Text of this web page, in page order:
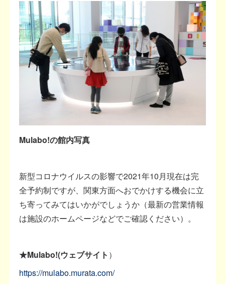
Mulabo!の館内写真
新型コロナウイルスの影響で2021年10月現在は完
全予約制ですが、関東方面へおでかけする機会に立
ち寄ってみてはいかがでしょうか（最新の営業情報
は施設のホームページなどでご確認ください）。
★Mulabo!(ウェブサイト ）
https://mulabo.murata.com/